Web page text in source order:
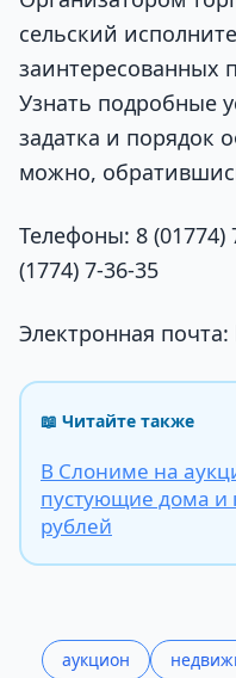
сельский
заинтересованных
Узнать подробные
задатка и порядок
можно,
Телефоны: 8 (01774)
(1774) 7-36-35
Электронная
📖 Читайте также
В Слониме на
пустующие дома и
рублей
аукцион